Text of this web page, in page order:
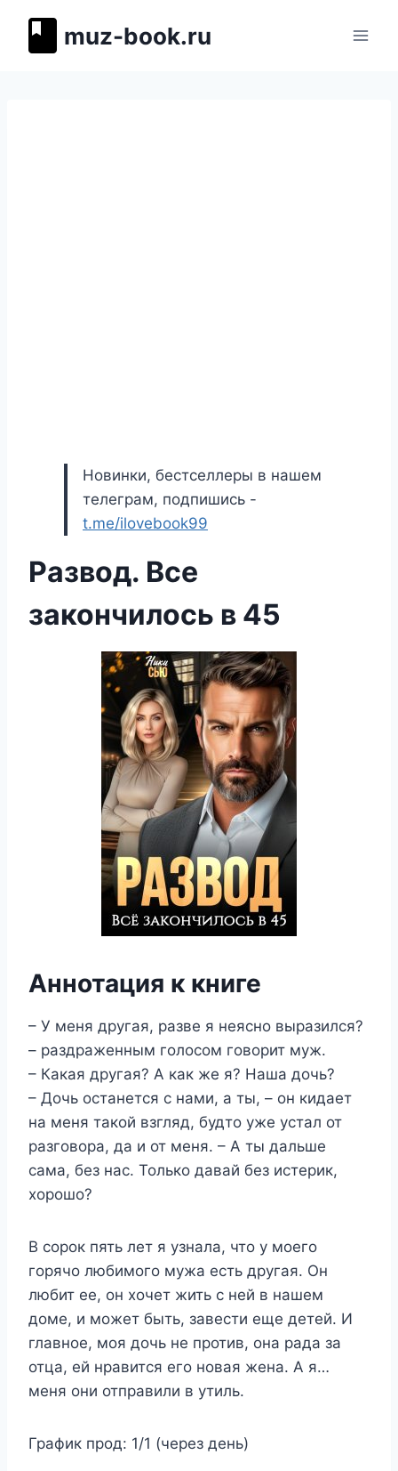
muz-book.ru
Новинки, бестселлеры в нашем
телеграм, подпишись -
t.me/ilovebook99
Развод. Все
закончилось в 45
Аннотация к книге
– У меня другая, разве я неясно выразился?
– раздраженным голосом говорит муж.
– Какая другая? А как же я? Наша дочь?
– Дочь останется с нами, а ты, – он кидает
на меня такой взгляд, будто уже устал от
разговора, да и от меня. – А ты дальше
сама, без нас. Только давай без истерик,
хорошо?
В сорок пять лет я узнала, что у моего
горячо любимого мужа есть другая. Он
любит ее, он хочет жить с ней в нашем
доме, и может быть, завести еще детей. И
главное, моя дочь не против, она рада за
отца, ей нравится его новая жена. А я…
меня они отправили в утиль.
График прод: 1/1 (через день)